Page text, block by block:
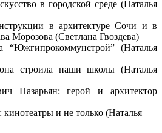
в городской среде (Наталья
в архитектуре Сочи и в
Морозова (Светлана Гвоздева)
“Южгипрокоммунстрой” (Наталья
строила наши школы (Наталья
Назарьян: герой и архитектор
и не только (Наталья